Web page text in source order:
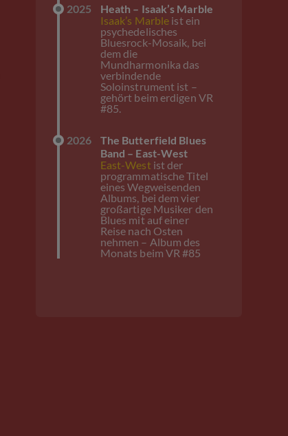
2025
Heath – Isaak’s Marble
Isaak’s Marble ist ein
psychedelisches
Bluesrock-Mosaik, bei
dem die
Mundharmonika das
verbindende
Soloinstrument ist –
gehört beim erdigen VR
#85.
2026
The Butterfield Blues
Band – East-West
East-West ist der
programmatische Titel
eines Wegweisenden
Albums, bei dem vier
großartige Musiker den
Blues mit auf einer
Reise nach Osten
nehmen – Album des
Monats beim VR #85